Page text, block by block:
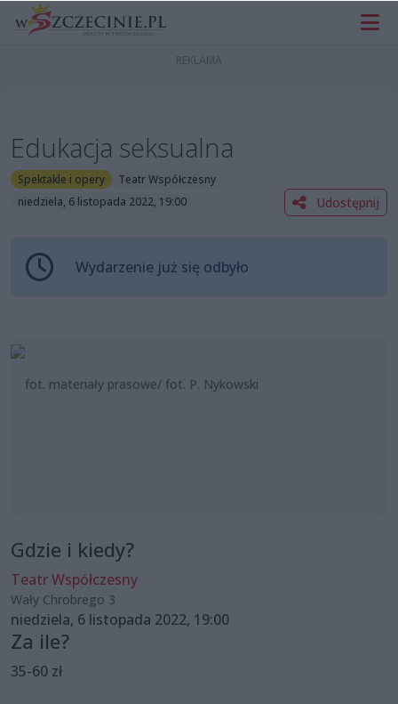
Edukacja seksualna
Spektakle i opery
Teatr Współczesny
niedziela, 6 listopada 2022, 19:00
Udostępnij
Wydarzenie już się odbyło
fot. materiały prasowe/ fot. P. Nykowski
Gdzie i kiedy?
Teatr Współczesny
Wały Chrobrego 3
niedziela, 6 listopada 2022, 19:00
Za ile?
35-60 zł